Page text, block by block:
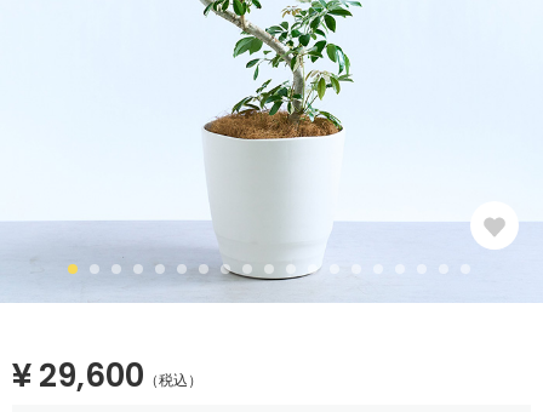
¥ 29,600 （税込）